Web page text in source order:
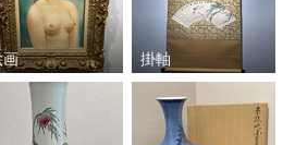
画 掛軸